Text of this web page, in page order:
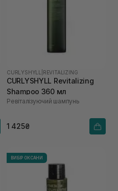
CURLYSHYLL REVITALIZING
CURLYSHYLL Revitalizing
Shampoo 360 мл
Ревіталізуючий шампунь
1 425₴
ВИБІР ОКСАНИ